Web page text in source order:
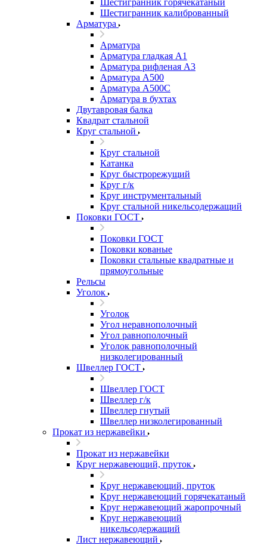
Шестигранник горячекатаный
Шестигранник калиброванный
Арматура
Арматура
Арматура гладкая А1
Арматура рифленая А3
Арматура А500
Арматура А500С
Арматура в бухтах
Двутавровая балка
Квадрат стальной
Круг стальной
Круг стальной
Катанка
Круг быстрорежущий
Круг г/к
Круг инструментальный
Круг стальной никельсодержащий
Поковки ГОСТ
Поковки ГОСТ
Поковки кованые
Поковки стальные квадратные и
прямоугольные
Рельсы
Уголок
Уголок
Угол неравнополочный
Угол равнополочный
Уголок равнополочный
низколегированный
Швеллер ГОСТ
Швеллер ГОСТ
Швеллер г/к
Швеллер гнутый
Швеллер низколегированный
Прокат из нержавейки
Прокат из нержавейки
Круг нержавеющий, пруток
Круг нержавеющий, пруток
Круг нержавеющий горячекатаный
Круг нержавеющий жаропрочный
Круг нержавеющий
никельсодержащий
Лист нержавеющий